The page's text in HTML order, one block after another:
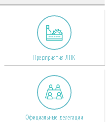
Предприятия ЛПК
Официальные делегации